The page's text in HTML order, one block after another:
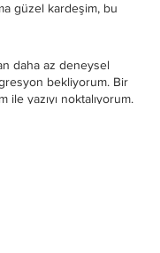
güzel kardeşim, bu
daha az deneysel
bekliyorum. Bir
ile yazıyı noktalıyorum.